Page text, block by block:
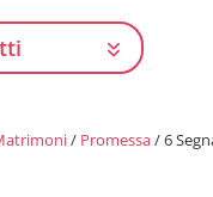
/ Promessa/ 6